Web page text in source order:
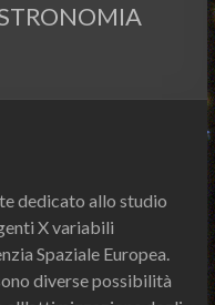
dedicato allo studio
X variabili
Spaziale Europea.
diverse possibilità